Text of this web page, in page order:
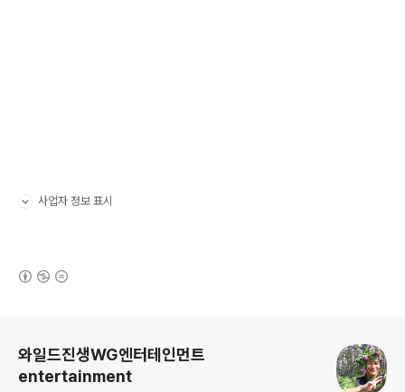
사업자 정보 표시
와일드진생WG엔터테인먼트
entertainment